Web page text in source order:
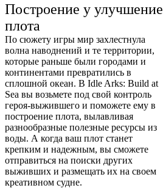
Построение у улучшение
плота
По сюжету игры мир захлестнула
волна наводнений и те территории,
которые раньше были городами и
континентами превратились в
сплошной океан. В Idle Arks: Build at
Sea вы возьмете под свой контроль
героя-выжившего и поможете ему в
построение плота, вылавливая
разнообразные полезные ресурсы из
воды. А когда ваш плот станет
крепким и надежным, вы сможете
отправиться на поиски других
выживших и размещать их на своем
креативном судне.